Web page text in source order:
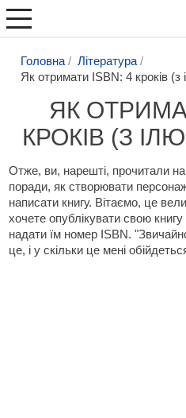
Головна
Література
Як отримати ISBN: 4 кроків (з
ЯК
КРОКІВ (З
Отже, ви, нарешті, прочитали
поради, як створювати
написати книгу. Вітаємо, це
хочете опублікувати свою книгу
надати їм номер ISBN.
це, і у скільки це мені